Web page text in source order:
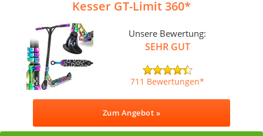
Kesser GT-Limit 360
Unsere Bewertung:
SEHR GUT
711 Bewertungen
Zum Angebot »